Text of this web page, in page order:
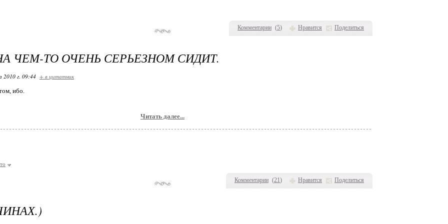
Комментарии (5) Нравится Поделиться
Комментарии (21) Нравится Поделиться
ЧЕМ-ТО ОЧЕНЬ СЕРЬЕЗНОМ СИДИТ.
2010 г. 09:44 + в цитатник
ибо.
Читать далее...